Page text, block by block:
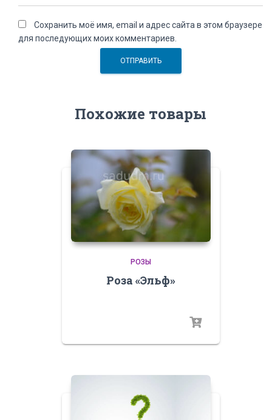
Сохранить моё имя, email и адрес сайта в этом браузере
для последующих моих комментариев.
Похожие товары
РОЗЫ
Роза «Эльф»